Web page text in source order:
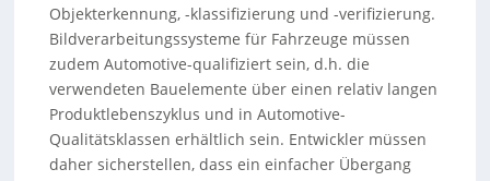
Objekterkennung, -klassifizierung und -verifizierung.
Bildverarbeitungssysteme für Fahrzeuge müssen
zudem Automotive-qualifiziert sein, d.h. die
verwendeten Bauelemente über einen relativ langen
Produktlebenszyklus und in Automotive-
Qualitätsklassen erhältlich sein. Entwickler müssen
daher sicherstellen, dass ein einfacher Übergang